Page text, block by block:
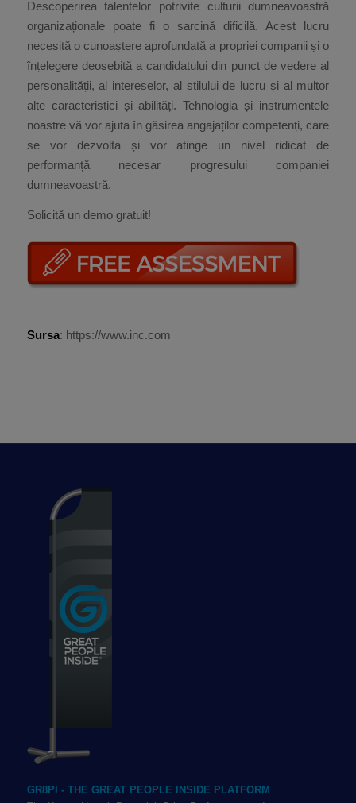
Descoperirea talentelor potrivite culturii dumneavoastră
organizaționale poate fi o sarcină dificilă. Acest lucru
necesită o cunoaștere aprofundată a propriei companii și o
înțelegere deosebită a candidatului din punct de vedere al
personalității, al intereselor, al stilului de lucru și al multor
alte caracteristici și abilități. Tehnologia și instrumentele
noastre vă vor ajuta în găsirea angajaților competenți, care
se vor dezvolta și vor atinge un nivel ridicat de
performanță necesar progresului companiei
dumneavoastră.
Solicită un demo gratuit!
Sursa: https://www.inc.com
GR8PI - THE GREAT PEOPLE INSIDE PLATFORM